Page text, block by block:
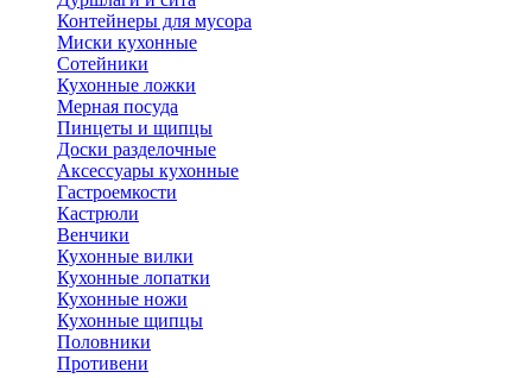
Контейнеры для мусора
Миски кухонные
Сотейники
Кухонные ложки
Мерная посуда
Пинцеты и щипцы
Доски разделочные
Аксессуары кухонные
Гастроемкости
Кастрюли
Венчики
Кухонные вилки
Кухонные лопатки
Кухонные ножи
Кухонные щипцы
Половники
Противени